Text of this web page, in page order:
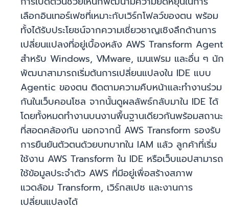
เลือกอินเทอร์เฟซที่เหมาะกับเวิร์กโฟลว์ของตน พร้อม
ทั้งได้รับประโยชน์จากความเชี่ยวชาญเชิงลึกด้านการ
เปลี่ยนแปลงที่อยู่เบื้องหลัง AWS Transform Agent
สำหรับ Windows, VMware, เมนเฟรม และอื่น ๆ นัก
พัฒนาสามารถเริ่มต้นการเปลี่ยนแปลงใน IDE แบบ
Agentic ของตน ติดตามความคืบหน้าและทำงานร่วม
กันในเว็บคอนโซล จากนั้นดูผลลัพธ์กลับมาใน IDE ได้
โดยทั้งหมดทำงานบนงานพื้นฐานเดียวกันพร้อมสถานะ
ที่สอดคล้องกัน นอกจากนี้ AWS Transform รองรับ
การยืนยันตัวตนด้วยบทบาทใน IAM แล้ว ลูกค้าที่เริ่ม
ใช้งาน AWS Transform ใน IDE หรือเว็บแอปสามารถ
ใช้ข้อมูลประจำตัว AWS ที่มีอยู่เพื่อสร้างสภาพ
แวดล้อม Transform, เวิร์กสเปซ และงานการ
เปลี่ยนแปลงได้